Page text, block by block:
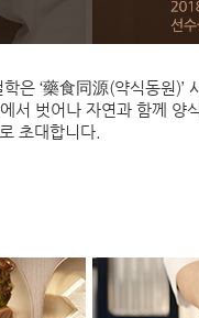
은 ‘藥食同源(약식동원)’
서 벗어나 자연과 함께
초대합니다.